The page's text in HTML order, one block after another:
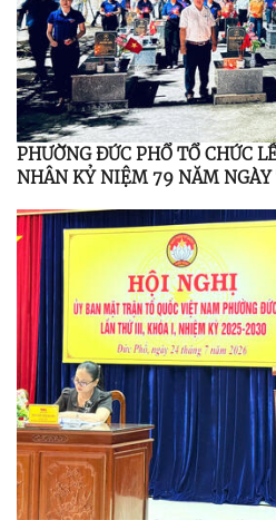
PHƯỜNG ĐỨC PHỔ TỔ CHỨC
NHÂN KỶ NIỆM 79 NĂM